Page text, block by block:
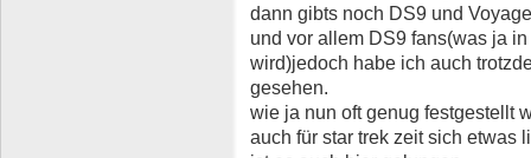
dann gibts noch DS9 und
und vor allem DS9 fans(was ja
wird)jedoch habe ich auch
gesehen.
wie ja nun oft genug festgestellt
auch für star trek zeit sich etwas